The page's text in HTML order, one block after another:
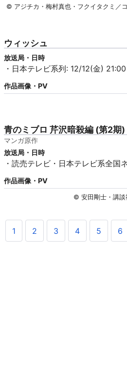
© アジチカ・梅村真也・フクイタクミ／
ウィッシュ
放送局・日時
・日本テレビ系列: 12/12(金) 21:00
作品画像・PV
青のミブロ 芹沢暗殺編 (第2期)
マンガ原作
放送局・日時
・読売テレビ・日本テレビ系全国
作品画像・PV
© 安田剛士・講談
1 2 3 4 5 6